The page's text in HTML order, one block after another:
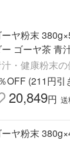
ーヤ粉末
ー ゴーヤ茶 青
・健康粉末
OFF (211円引
20,849円
ーヤ粉末